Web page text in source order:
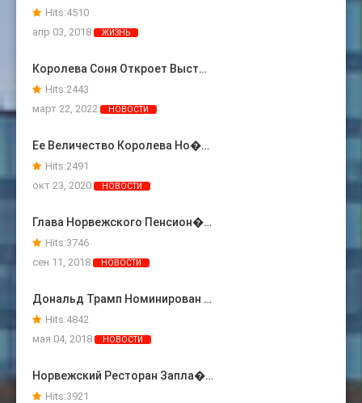
Hits:4510
апр 03, 2018
ЖИЗНЬ
Королева Соня Откроет Выст…
Hits:2443
март 22, 2022
НОВОСТИ
Ее Величество Королева Но�…
Hits:2491
окт 23, 2020
НОВОСТИ
Глава Норвежского Пенсион�…
Hits:3746
сен 11, 2018
НОВОСТИ
Дональд Трамп Номинирован …
Hits:4842
мая 04, 2018
НОВОСТИ
Норвежский Ресторан Запла�…
Hits:3921